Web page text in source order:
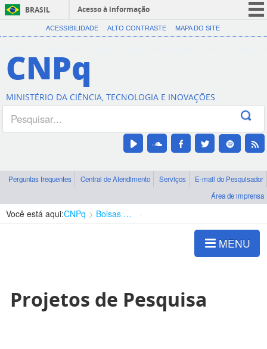
BRASIL
Acesso à informação
CORONAVÍRUS (COVID-19)
Canais
ACESSIBILIDADE ALTO CONTRASTE MAPA DO SITE
CNPq
MINISTÉRIO DA CIÊNCIA, TECNOLOGIA E INOVAÇÕES
Perguntas frequentes Central de Atendimento Serviços
E-mail do Pesquisador
Área de imprensa
Você está aqui:CNPq Bolsas e Auxílios Vigentes
MENU
Projetos de Pesquisa